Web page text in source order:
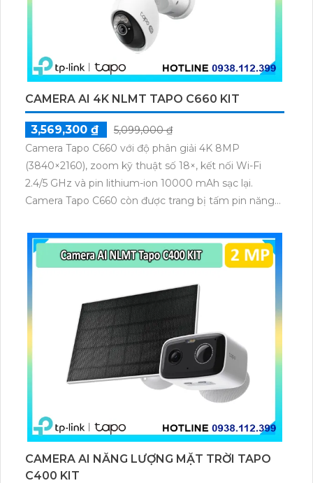
CAMERA AI 4K NLMT TAPO C660 KIT
3,569,300 ₫
5,099,000 ₫
Camera Tapo C660 với độ phân giải 4K 8MP
(3840×2160), zoom kỹ thuật số 18×, kết nối Wi-Fi
2.4/5 GHz và pin lithium-ion 10000 mAh sạc lại.
Camera Tapo C660 còn được trang bị tấm pin năng
thú cưng, phương tiện, lưu trữ thẻ microSD tối đa 512
GB.
CAMERA AI NĂNG LƯỢNG MẶT TRỜI TAPO
C400 KIT